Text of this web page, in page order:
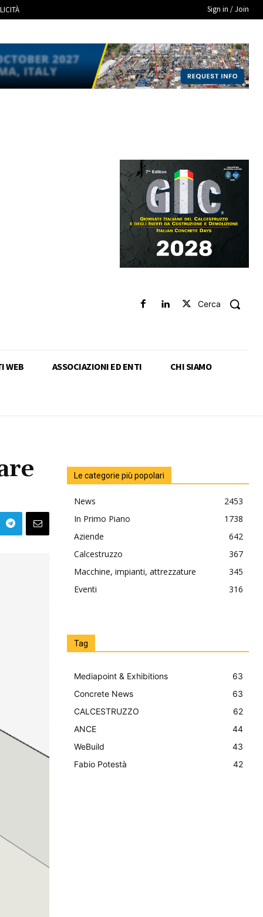
Sign in / Join
Cerca
WEB ASSOCIAZIONI ED ENTI CHI SIAMO
Le categorie più popolari
News
2453
In Primo Piano
1738
Aziende
642
Calcestruzzo
367
Macchine, impianti, attrezzature
345
Eventi
316
Tag
Mediapoint & Exhibitions
63
Concrete News
63
CALCESTRUZZO
62
ANCE
44
WeBuild
43
Fabio Potestà
42